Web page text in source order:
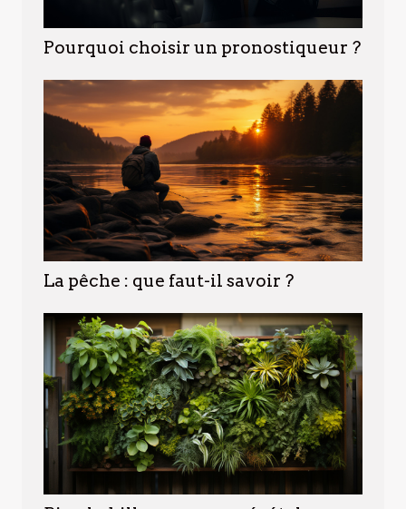
Pourquoi choisir un pronostiqueur ?
La pêche : que faut-il savoir ?